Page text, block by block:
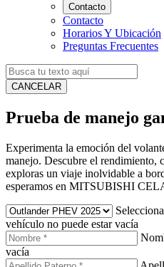
Contacto
Contacto
Horarios Y Ubicación
Preguntas Frecuentes
CANCELAR
Prueba de manejo
Experimenta la emoción del
manejo. Descubre el rendimiento,
exploras un viaje inolvidable a
esperamos en MITSUBISHI
vehículo no puede estar vacía
vacía